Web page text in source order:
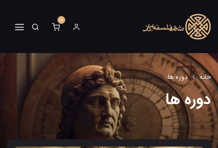
0
خانه دوره ها
دوره ها